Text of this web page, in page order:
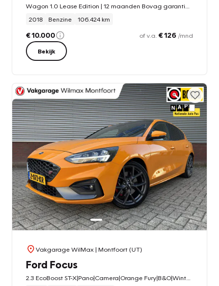
2018
Benzine 106.424 km
€ 10.000 of v.a. € 126 /mnd
Bekijk
Vakgarage WilMax | Montfoort (UT)
Ford Focus